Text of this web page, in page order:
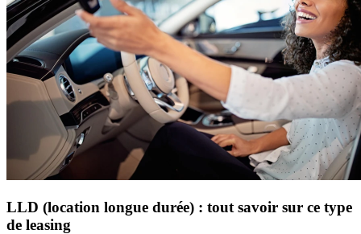
LLD (location longue durée) : tout savoir sur ce type
de leasing